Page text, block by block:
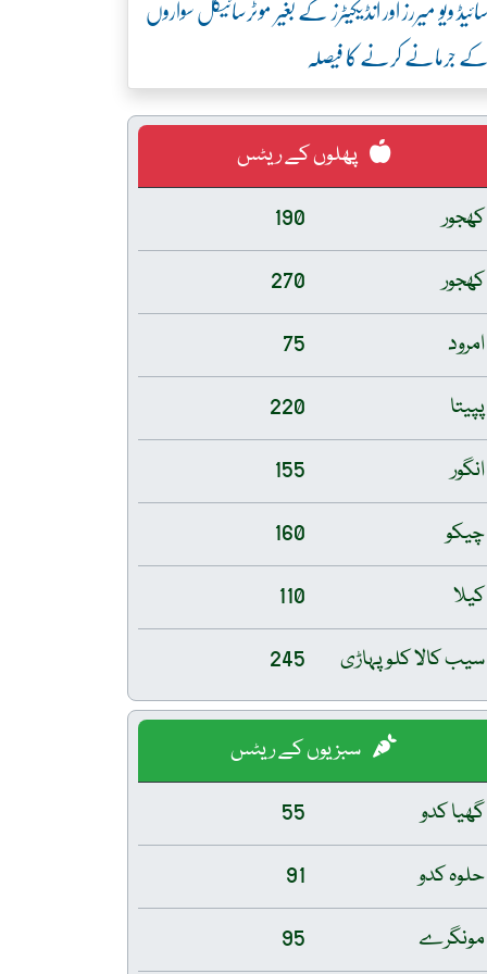
کے جرمانے کرنے کا فیصلہ
پھلوں کے ریٹس
کھجور
190
کھجور
270
امرود
75
پپیتا
220
انگور
155
چیکو
160
کیلا
110
سیب کالا کلو پہاڑی
245
سبزیوں کے ریٹس
گھیا کدو
55
حلوہ کدو
91
مونگرے
95